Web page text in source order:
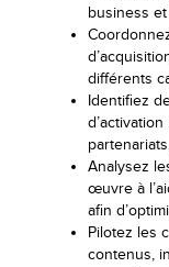
business
différents
Identifiez
Analysez
œuvre à
afin
Pilotez les
contenus,